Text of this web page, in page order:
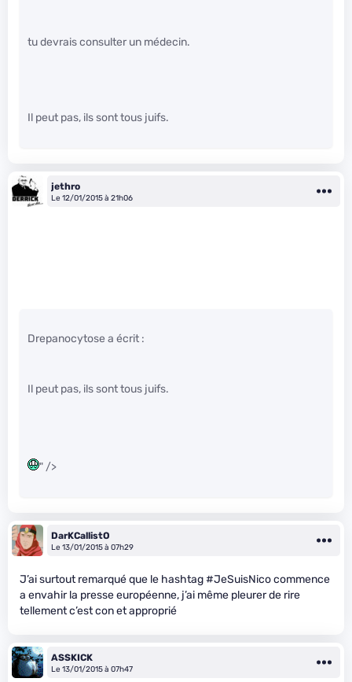
tu devrais consulter un médecin.
Il peut pas, ils sont tous juifs.
jethro
Le 12/01/2015 à 21h06
Drepanocytose a écrit :
Il peut pas, ils sont tous juifs.
" />
DarKCallistO
Le 13/01/2015 à 07h29
J’ai surtout remarqué que le hashtag #JeSuisNico commence
a envahir la presse européenne, j’ai même pleurer de rire
tellement c’est con et approprié
ASSKICK
Le 13/01/2015 à 07h47